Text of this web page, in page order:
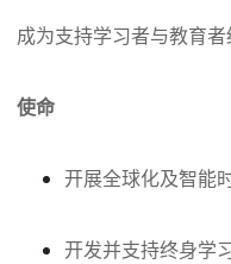
成为支持学习者与教育
使命
开展全球化及智能
开发并支持终身学